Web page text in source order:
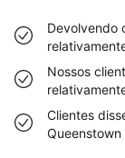
Devolvendo
Nossos
Clientes
Queenstown